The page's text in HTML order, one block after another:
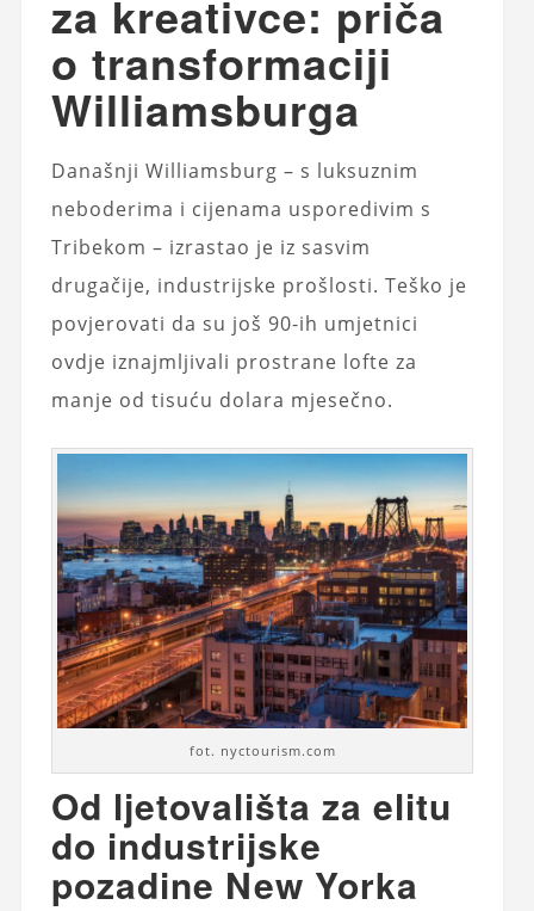
za kreativce: priča
o transformaciji
Williamsburga
Današnji Williamsburg – s luksuznim
neboderima i cijenama usporedivim s
Tribekom – izrastao je iz sasvim
drugačije, industrijske prošlosti. Teško je
povjerovati da su još 90-ih umjetnici
ovdje iznajmljivali prostrane lofte za
manje od tisuću dolara mjesečno.
fot. nyctourism.com
Od ljetovališta za elitu
do industrijske
pozadine New Yorka